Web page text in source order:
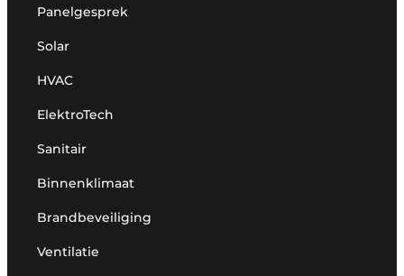
Panelgesprek
Solar
HVAC
ElektroTech
Sanitair
Binnenklimaat
Brandbeveiliging
Ventilatie